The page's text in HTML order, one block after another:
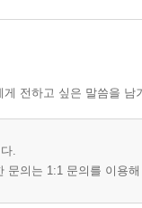
전하고 싶은 말씀을 남
.
문의는 1:1 문의를 이용